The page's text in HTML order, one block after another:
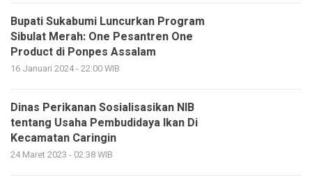
Bupati Sukabumi Luncurkan Program
Sibulat Merah: One Pesantren One
Product di Ponpes Assalam
16 Januari 2024 - 22:00 WIB
Dinas Perikanan Sosialisasikan NIB
tentang Usaha Pembudidaya Ikan Di
Kecamatan Caringin
24 Maret 2023 - 02:38 WIB